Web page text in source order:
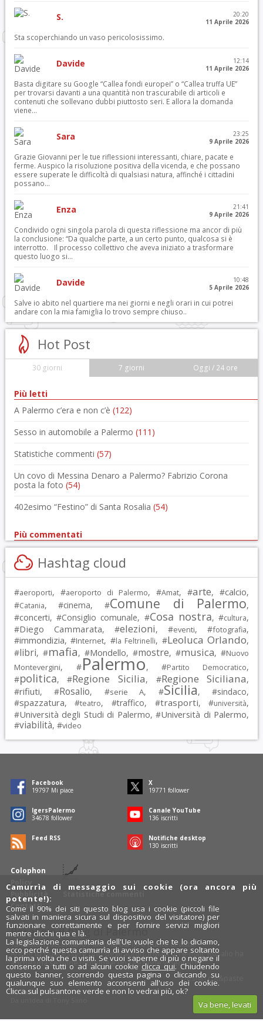
S.
20:20
11 Aprile 2026
Sta scoperchiando un vaso pericolosissimo.
Davide
12:14
11 Aprile 2026
Basta digitare su Google “Callea fondi europei” o “Callea truffa UE”
per trovarsi davanti a una quantità non trascurabile di articoli e
contenuti che sollevano dubbi piuttosto seri. E allora la domanda
viene...
Sara
23:25
9 Aprile 2026
Grazie Giovanni per le tue riflessioni interessanti, chiare, pacate e
ferme. Auspico la risoluzione positiva della vicenda, e che possano
essere superate le difficoltà di qualsiasi natura, affinché i cittadini
possano...
Enza
21:41
9 Aprile 2026
Condivido ogni singola parola di questa riflessione ma ancor di più
la conclusione: “Da qualche parte, a un certo punto, qualcosa si è
interrotto. Il processo collettivo che aveva iniziato a trasformare
questo luogo si...
Davide
10:48
5 Aprile 2026
Salve io abito nel quartiere ma nei giorni e negli orari in cui potrei
andare con la mia famiglia lo trovo sempre chiuso..
Hot Post
30 giorni 7 giorni Oggi / 24 ore
Più letti
A Palermo c’era e non c’è (122)
Sesso in automobile a Palermo (111)
Statistiche commenti (57)
Un covo di Messina Denaro a Palermo? Fabrizio Corona
posta la foto (54)
402esimo “Festino” di Santa Rosalia (54)
Più commentati
Hashtag cloud
#aeroporti, #aeroporto di Palermo, #Amat, #arte, #calcio,
#Catania, #cinema, #Comune di Palermo,
#concerti, #Consiglio comunale, #Cosa nostra, #cultura,
#Diego Cammarata, #elezioni, #eventi, #fotografia,
#immondizia, #Internet, #la Feltrinelli, #Leoluca Orlando,
#libri, #mafia, #Mondello, #mostre, #musica, #Nuovo
Montevergini, #Palermo, #Partito Democratico,
#politica, #Regione Sicilia, #Regione Siciliana,
#rifiuti, #Rosalio, #serie A, #Sicilia, #sindaco,
#spazzatura, #teatro, #traffico, #trasporti, #università,
#Università degli Studi di Palermo, #Università di Palermo,
#viabilità, #video
Colophon
Policy
Pubblicità
Contatti
Statistiche commenti
Facebook
19797 Mi piace
X
19771 follower
IgersPalermo
34678 follower
Canale YouTube
136 iscritti
Feed RSS
Notifiche desktop
130 iscritti
Rosalio è il blog di Palermo
754 autoriraccontano Palermo dal loro punto di vista.
Anche tu puoi essere uno degli autori: inviaci un' e-mail. Rosalio ha
anche una sezionefotobloge una sezionevideoblog.
Designcut&paste
Rosalio.it
x
Instagram
Camurrìa di messaggio sui cookie (ora ancora più
potente!):
Come il 90% dei siti questo blog usa i cookie (piccoli file
salvati in maniera sicura sul dispositivo del visitatore) per
funzionare correttamente e per fornire servizi migliori
mentre clicchi qua e là.
La legislazione comunitaria dell'Ue vuole che te lo diciamo,
ecco perché questa camurrìa di avviso che appare soltanto
la prima volta che ci visiti. Se vuoi saperne di più o negare il
consenso a tutti o ad alcuni cookie clicca qui. Chiudendo
questo banner, scorrendo questa pagina o cliccando su
qualunque suo elemento acconsenti all'uso dei cookie.
Clicca sul pulsantone verde e non lo vedrai più, ok?
Va bene, levati